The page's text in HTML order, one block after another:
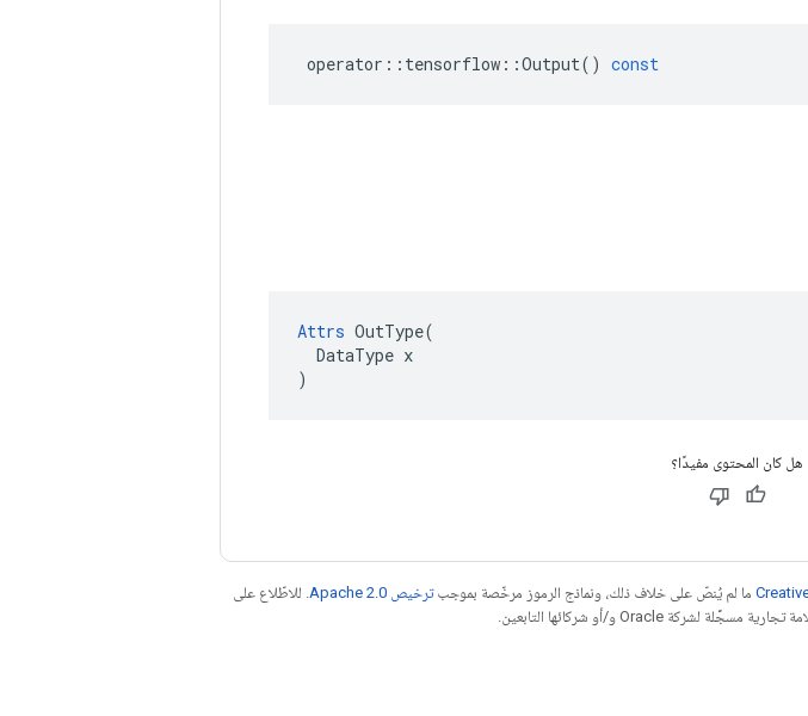
operator :: tensorflow ::Output() const
Attrs OutType(
  DataType x
)
هل كان المحتوى مفيدًا؟
ما لم يُنصّ على خلاف ذلك، ونماذج الرموز مرخّصة بموجبترخيص Apache 2.0‏
. للاطّلاع على